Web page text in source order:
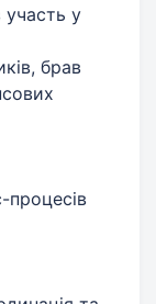
участь у
брав
процесів